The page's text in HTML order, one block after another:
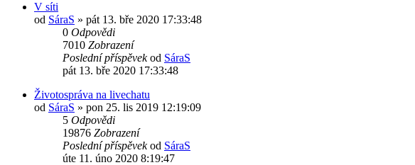
V síti
od SáraS » pát 13. bře 2020 17:33:48
0 Odpovědi
7010 Zobrazení
Poslední příspěvekod SáraS
pát 13. bře 2020 17:33:48
Životospráva na livechatu
od SáraS » pon 25. lis 2019 12:19:09
5 Odpovědi
19876 Zobrazení
Poslední příspěvekod SáraS
úte 11. úno 2020 8:19:47